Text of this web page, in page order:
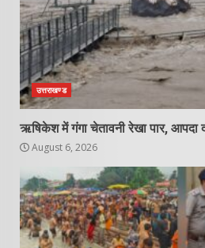
उत्तराखण्ड
ऋषिकेश में गंगा चेतावनी रेखा पार, आपदा
August 6, 2026